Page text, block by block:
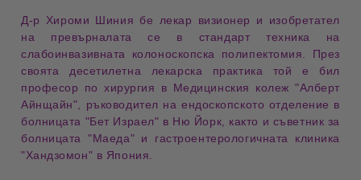
Д-р Хироми Шиния бе лекар визионер и изобретател
на превърналата се в стандарт техника на
слабоинвазивната колоноскопска полипектомия. През
своята десетилетна лекарска практика той е бил
професор по хирургия в Медицинския колеж "Алберт
Айнщайн", ръководител на ендоскопското отделение в
болницата "Бет Израел" в Ню Йорк, както и съветник за
болницата "Маеда" и гастроентерологичната клиника
"Хандзомон" в Япония.